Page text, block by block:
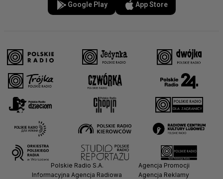
Google Play App Store
Polskie Radio S.A.
Informacyjna Agencja Radiowa
Agencja Promocji
Agencja Reklamy